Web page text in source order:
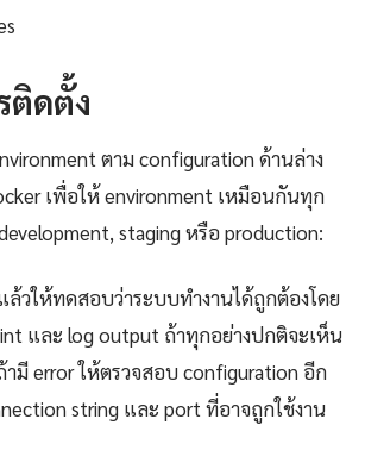
ติดตั้ง
ตาม configuration ด้านล่าง
เพื่อให้ environment เหมือนกันทุก
staging หรือ production:
ล้วให้ทดสอบว่าระบบทำงานได้ถูกต้องโดย
และ log output ถ้าทุกอย่างปกติจะเห็น
ามี error ให้ตรวจสอบ configuration อีก
string และ port ที่อาจถูกใช้งาน